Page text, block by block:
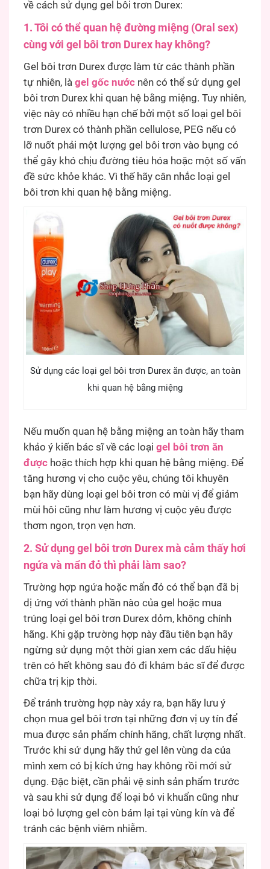
về cách sử dụng gel bôi trơn Durex:
1. Tôi có thể quan hệ đường miệng (Oral sex)
cùng với gel bôi trơn Durex hay không?
Gel bôi trơn Durex được làm từ các thành phần
tự nhiên, là gel gốc nước nên có thể sử dụng gel
bôi trơn Durex khi quan hệ bằng miệng. Tuy nhiên,
việc này có nhiều hạn chế bởi một số loại gel bôi
trơn Durex có thành phần cellulose, PEG nếu có
lỡ nuốt phải một lượng gel bôi trơn vào bụng có
thể gây khó chịu đường tiêu hóa hoặc một số vấn
đề sức khỏe khác. Vì thế hãy cân nhắc loại gel
bôi trơn khi quan hệ bằng miệng.
Sử dụng các loại gel bôi trơn Durex ăn được, an toàn
khi quan hệ bằng miệng
Nếu muốn quan hệ bằng miệng an toàn hãy tham
khảo ý kiến bác sĩ về các loại gel bôi trơn ăn
được hoặc thích hợp khi quan hệ bằng miệng. Để
tăng hương vị cho cuộc yêu, chúng tôi khuyên
bạn hãy dùng loại gel bôi trơn có mùi vị để giảm
mùi hôi cũng như làm hương vị cuộc yêu được
thơm ngon, trọn vẹn hơn.
2. Sử dụng gel bôi trơn Durex mà cảm thấy hơi
ngứa và mẩn đỏ thì phải làm sao?
Trường hợp ngứa hoặc mẩn đỏ có thể bạn đã bị
dị ứng với thành phần nào của gel hoặc mua
trúng loại gel bôi trơn Durex dỏm, không chính
hãng. Khi gặp trường hợp này đầu tiên bạn hãy
ngừng sử dụng một thời gian xem các dấu hiệu
trên có hết không sau đó đi khám bác sĩ để được
chữa trị kịp thời.
Để tránh trường hợp này xảy ra, bạn hãy lưu ý
chọn mua gel bôi trơn tại những đơn vị uy tín để
mua được sản phẩm chính hãng, chất lượng nhất.
Trước khi sử dụng hãy thử gel lên vùng da của
mình xem có bị kích ứng hay không rồi mới sử
dụng. Đặc biệt, cần phải vệ sinh sản phẩm trước
và sau khi sử dụng để loại bỏ vi khuẩn cũng như
loại bỏ lượng gel còn bám lại tại vùng kín và để
tránh các bệnh viêm nhiễm.